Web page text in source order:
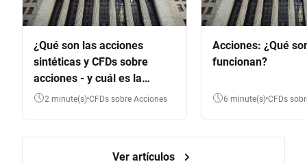
¿Qué son las acciones
sintéticas y CFDs sobre
acciones - y cuál es la
diferencia?
2 minute(s) CFDs sobre Acciones
Acciones: ¿Qué
funcionan?
6 minute(s) CFDs
Ver artículos